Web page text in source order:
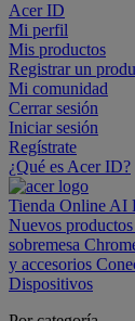
Acer ID
Mi perfil
Mis productos
Registrar un
Mi comunidad
Cerrar sesión
Iniciar sesión
Regístrate
¿Qué es Acer ID?
Tienda Online AI
Nuevos productos
sobremesa
y accesorios
Dispositivos